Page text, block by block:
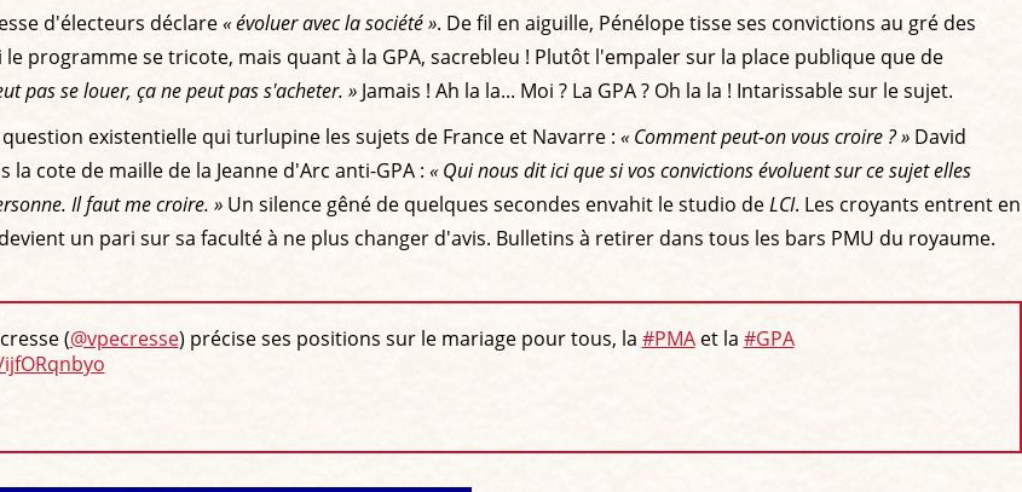
d'électeurs déclare« évoluer avec la société ». De fil en aiguille, Pénélope tisse ses convictions au gré des
programme se tricote, mais quant à la GPA, sacrebleu ! Plutôt l'empaler sur la place publique que de
pas se louer, ça ne peut pas s'acheter. » Jamais ! Ah la la... Moi ? La GPA ? Oh la la ! Intarissable sur le sujet.
existentielle qui turlupine les sujets de France et Navarre : « Comment peut-on vous croire ? » David
cote de maille de la Jeanne d'Arc anti-GPA : « Qui nous dit ici que si vos convictions évoluent sur ce sujet elles
Il faut me croire. » Un silence gêné de quelques secondes envahit le studio deLCI. Les croyants entrent en
un pari sur sa faculté à ne plus changer d'avis. Bulletins à retirer dans tous les bars PMU du royaume.
(@vpecresse) précise ses positions sur le mariage pour tous, la #PMAet la #GPA